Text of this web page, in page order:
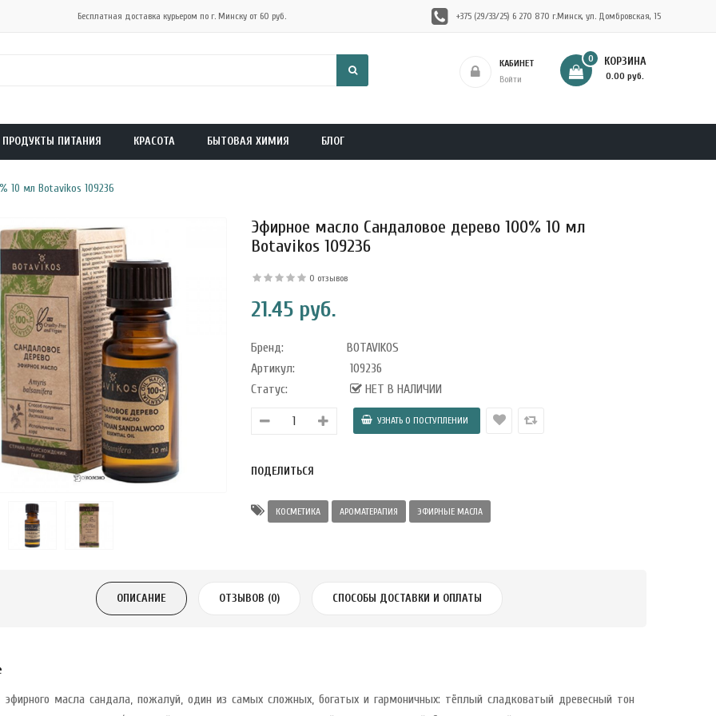
Бесплатная доставка курьером по г. Минску от 60 руб. +375 (29/33/25) 6 270 870 г.Минск, ул. Домбровская, 15
КОРЗИНА
0
- 0.00 руб.
КАБИНЕТ
Войти
ПРОДУКТЫ ПИТАНИЯ КРАСОТА БЫТОВАЯ ХИМИЯ БЛОГ
10 мл Botavikos 109236
Эфирное масло Сандаловое дерево 100% 10 мл
Botavikos 109236
0 отзывов
21.45 руб.
Бренд:
BOTAVIKOS
Артикул:
109236
Статус:
НЕТ В НАЛИЧИИ
ПОДЕЛИТЬСЯ
КОСМЕТИКА АРОМАТЕРАПИЯ ЭФИРНЫЕ МАСЛА
ОПИСАНИЕ ОТЗЫВОВ (0) СПОСОБЫ ДОСТАВКИ И ОПЛАТЫ
эфирного масла сандала, пожалуй, один из самых сложных, богатых и гармоничных: тёплый сладковатый древесный тон